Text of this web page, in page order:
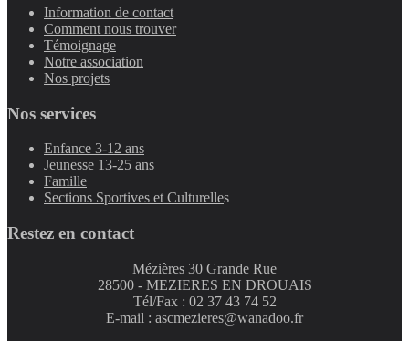
Information de contact
Comment nous trouver
Témoignage
Notre association
Nos projets
Nos services
Enfance 3-12 ans
Jeunesse 13-25 ans
Famille
Sections Sportives et Culturelles
Restez en contact
Mézières 30 Grande Rue
28500 - MEZIERES EN DROUAIS
Tél/Fax : 02 37 43 74 52
E-mail : ascmezieres@wanadoo.fr